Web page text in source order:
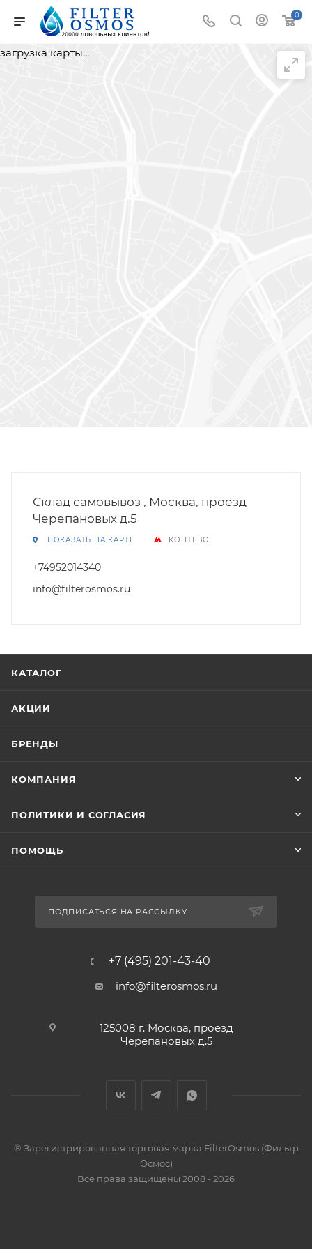
0
загрузка карты...
Склад самовывоз , Москва, проезд
Черепановых д.5
ПОКАЗАТЬ НА КАРТЕ КОПТЕВО
+74952014340
info@filterosmos.ru
КАТАЛОГ
АКЦИИ
БРЕНДЫ
КОМПАНИЯ
ПОЛИТИКИ И СОГЛАСИЯ
ПОМОЩЬ
ПОДПИСАТЬСЯ НА РАССЫЛКУ
+7 (495) 201-43-40
info@filterosmos.ru
125008 г. Москва, проезд
Черепановых д.5
® Зарегистрированная торговая марка FilterOsmos (Фильтр
Осмос)
Все права защищены 2008 - 2026